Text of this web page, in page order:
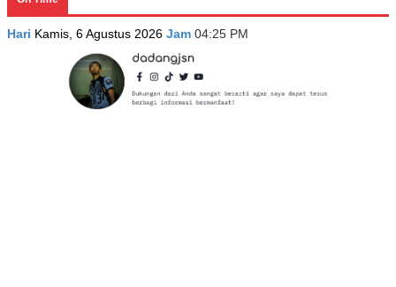
Hari Kamis, 6 Agustus 2026 Jam 04:25 PM